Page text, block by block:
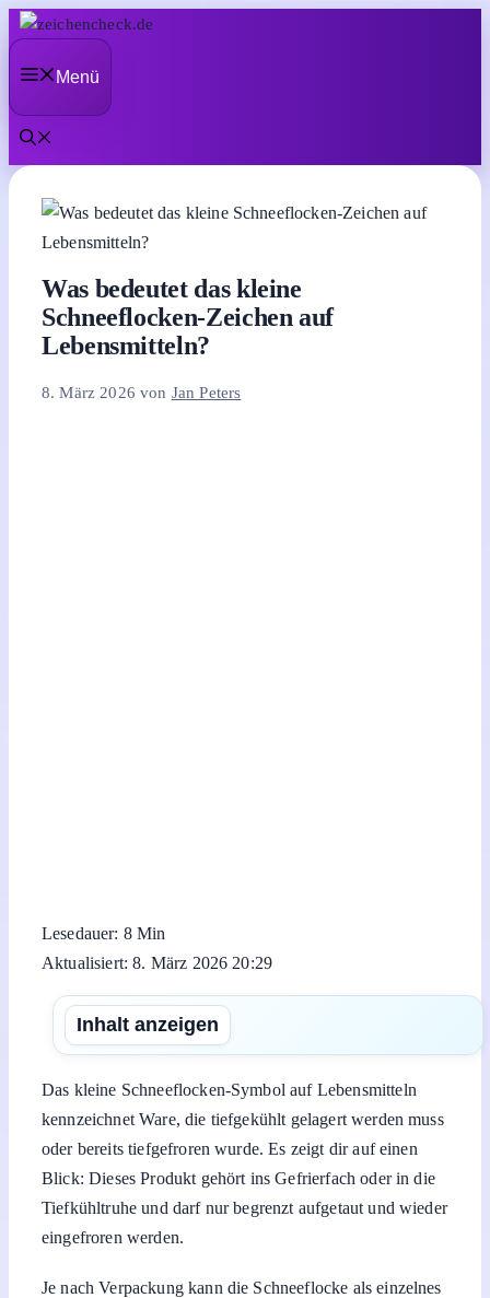
Zum
Inhalt
springenMenü
Was bedeutet das kleine
Schneeflocken-Zeichen auf
Lebensmitteln?
8. März 2026 von Jan Peters
Lesedauer: 8 Min
Aktualisiert: 8. März 2026 20:29
Inhalt anzeigen
Das kleine Schneeflocken-Symbol auf Lebensmitteln
kennzeichnet Ware, die tiefgekühlt gelagert werden muss
oder bereits tiefgefroren wurde. Es zeigt dir auf einen
Blick: Dieses Produkt gehört ins Gefrierfach oder in die
Tiefkühltruhe und darf nur begrenzt aufgetaut und wieder
eingefroren werden.
Je nach Verpackung kann die Schneeflocke als einzelnes